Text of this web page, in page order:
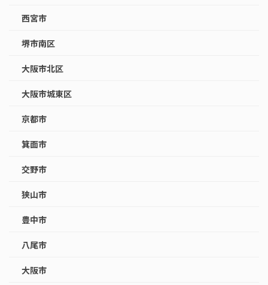
西宮市
堺市南区
大阪市北区
大阪市城東区
京都市
箕面市
交野市
狭山市
豊中市
八尾市
大阪市